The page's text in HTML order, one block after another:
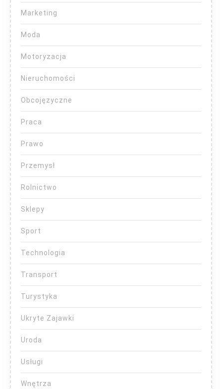
Marketing
Moda
Motoryzacja
Nieruchomości
Obcojęzyczne
Praca
Prawo
Przemysł
Rolnictwo
Sklepy
Sport
Technologia
Transport
Turystyka
Ukryte Zajawki
Uroda
Usługi
Wnętrza